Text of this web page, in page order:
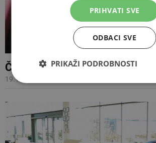
Čini li nas internet licemjerima?
19.11.2014 17:08
PRIHVATI SVE
ODBACI SVE
PRIKAŽI PODROBNOSTI